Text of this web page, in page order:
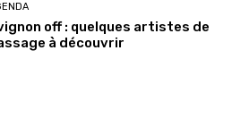
off : quelques artistes de
à découvrir